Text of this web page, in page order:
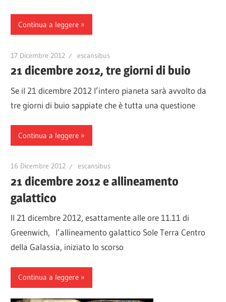
Continua a leggere
17 Dicembre 2012 escansibus
21 dicembre 2012, tre giorni di buio
Se il 21 dicembre 2012 l’intero pianeta sarà avvolto da
tre giorni di buio sappiate che è tutta una questione
Continua a leggere
16 Dicembre 2012 escansibus
21 dicembre 2012 e allineamento
galattico
Il 21 dicembre 2012, esattamente alle ore 11.11 di
Greenwich, l’allineamento galattico Sole Terra Centro
della Galassia, iniziato lo scorso
Continua a leggere